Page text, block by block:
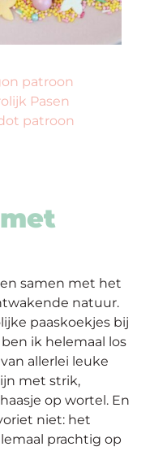
patroon
Pasen
patroon
samen met het
natuur.
paaskoekjes bij
ik helemaal los
allerlei leuke
met strik,
op wortel. En
niet: het
prachtig op